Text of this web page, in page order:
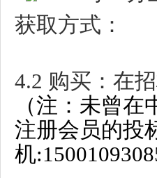
获取方式：
4.2 购买：在
（注：未曾
注册会员的投
机